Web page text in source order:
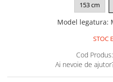
153 cm
Model legatura:
STOC
Cod Produs:
Ai nevoie de